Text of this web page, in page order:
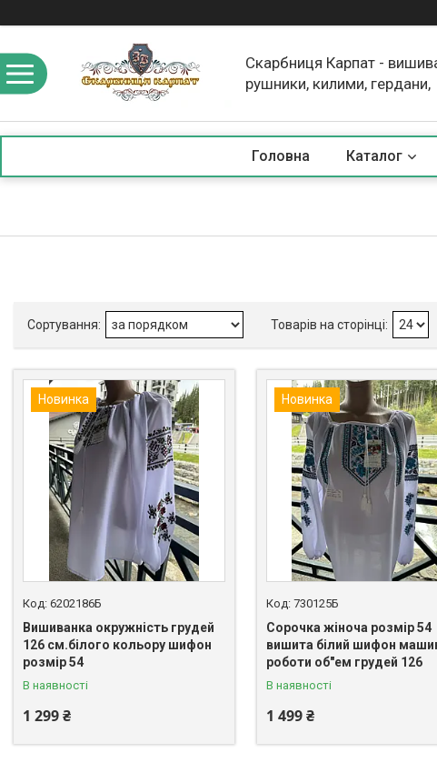
Скарбниця Карпат -
рушники, килими, гердани,
Головна Каталог
Новинка
6202186Б
Вишиванка окружність грудей
126 см.білого кольору шифон
розмір 54
В наявності
1 299 ₴
Новинка
730125Б
Сорочка жіноча розмір 54
вишита білий шифон
роботи об"ем грудей 126
В наявності
1 499 ₴